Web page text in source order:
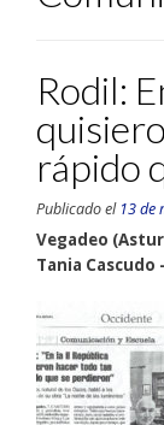
Rodil:
rápido
Publicado el 13 de
Vegadeo
Tania Cascudo